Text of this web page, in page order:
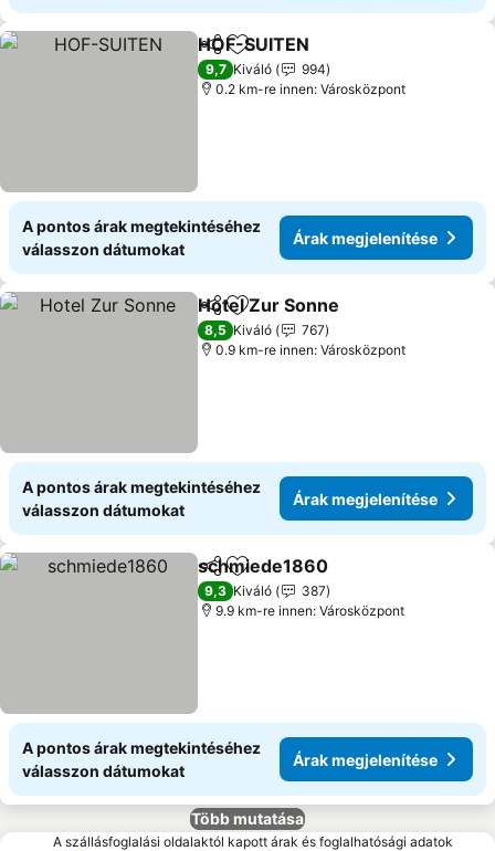
Megosztás
Hozzáadás a kedvencekhez
HOF-SUITEN
9,7 Kiváló
994
0.2 km-re innen: Városközpont
A pontos árak megtekintéséhez
válasszon dátumokat
Árak megjelenítése
MegosztásHozzáadás a kedvencekhez
Hotel Zur Sonne
8,5 Kiváló
767
0.9 km-re innen: Városközpont
A pontos árak megtekintéséhez
válasszon dátumokat
Árak megjelenítése
Megosztás
Hozzáadás a kedvencekhez
schmiede1860
9,3 Kiváló
387
9.9 km-re innen: Városközpont
A pontos árak megtekintéséhez
válasszon dátumokat
Árak megjelenítése
Több mutatása
A szállásfoglalási oldalaktól kapott árak és foglalhatósági adatok